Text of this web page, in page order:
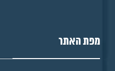
מפת האתר